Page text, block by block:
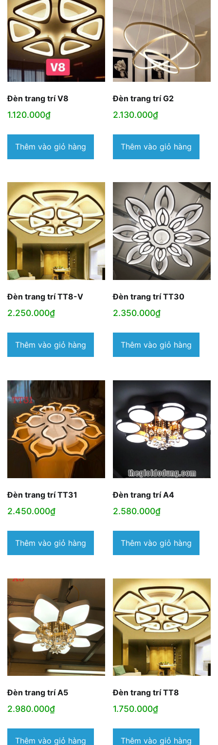
Đèn trang trí V8
1.120.000₫
Thêm vào giỏ hàng
Đèn trang trí G2
2.130.000₫
Thêm vào giỏ hàng
Đèn trang trí TT8-V
2.250.000₫
Thêm vào giỏ hàng
Đèn trang trí TT30
2.350.000₫
Thêm vào giỏ hàng
Đèn trang trí TT31
2.450.000₫
Thêm vào giỏ hàng
Đèn trang trí A4
2.580.000₫
Thêm vào giỏ hàng
Đèn trang trí A5
2.980.000₫
Thêm vào giỏ hàng
Đèn trang trí TT8
1.750.000₫
Thêm vào giỏ hàng